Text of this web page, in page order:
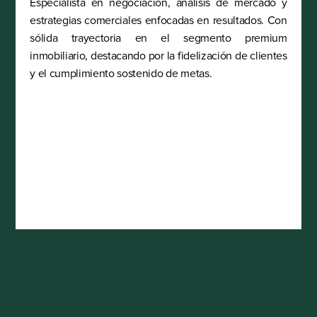
estrategias comerciales enfocadas en resultados. Con
sólida trayectoria en el segmento premium
inmobiliario, destacando por la fidelización de clientes
y el cumplimiento sostenido de metas.